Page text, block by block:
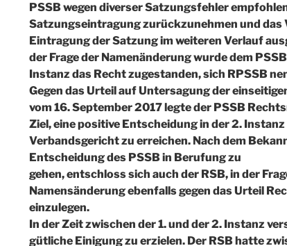
PSSB wegen diverser Satzungsfehler
Satzungseintragung zurückzunehmen und das
Eintragung der Satzung im weiteren Verlauf
der Frage der Namenänderung wurde dem
Instanz das Recht zugestanden, sich RPSSB
Gegen das Urteil auf Untersagung der
vom 16. September 2017 legte der PSSB
Ziel, eine positive Entscheidung in der 2. Instanz
Verbandsgericht zu erreichen. Nach dem
Entscheidung des PSSB in Berufung zu
gehen, entschloss sich auch der RSB, in der
Namensänderung ebenfalls gegen das Urteil
einzulegen.
In der Zeit zwischen der 1. und der 2. Instanz
gütliche Einigung zu erzielen. Der RSB hatte